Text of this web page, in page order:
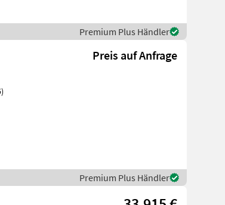
Premium Plus Händler
Preis auf Anfrage
Premium Plus Händler